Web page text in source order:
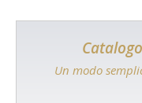
Un modo